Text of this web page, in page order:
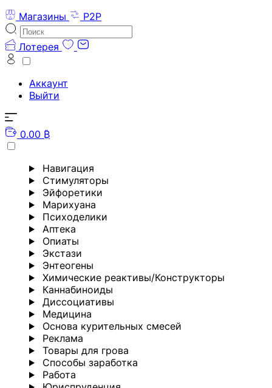
Магазины
P2P
Лотерея
Аккаунт
Выйти
0.00 ₿
Навигация
Стимуляторы
Эйфоретики
Марихуана
Психоделики
Аптека
Опиаты
Экстази
Энтеогены
Химические реактивы/Конструкторы
Каннабиноиды
Диссоциативы
Медицина
Основа курительных смесей
Реклама
Товары для грова
Способы заработка
Работа